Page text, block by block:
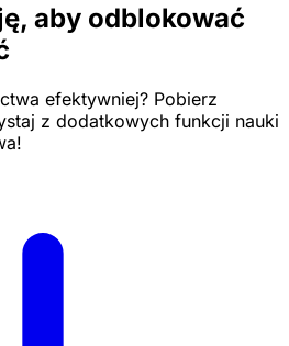
aby odblokować
efektywniej? Pobierz
z dodatkowych funkcji nauki